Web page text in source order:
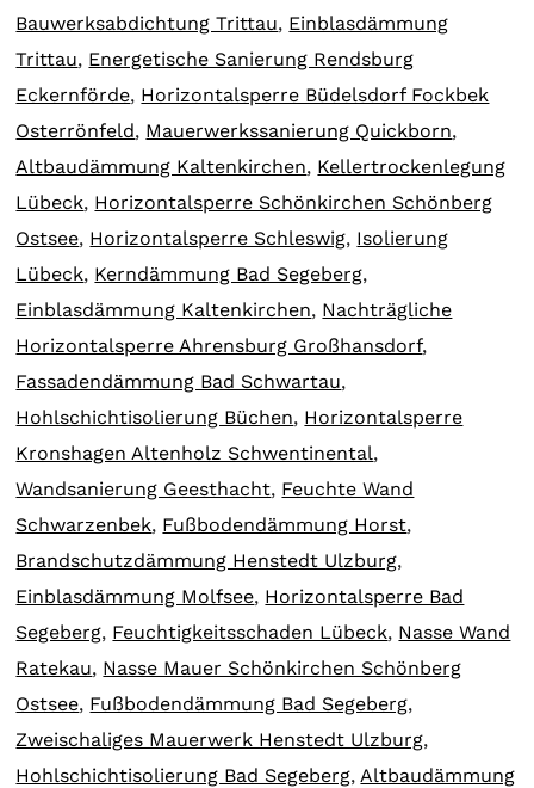
Bauwerksabdichtung Trittau, Einblasdämmung
Trittau, Energetische Sanierung Rendsburg
Eckernförde, Horizontalsperre Büdelsdorf Fockbek
Osterrönfeld, Mauerwerkssanierung Quickborn,
Altbaudämmung Kaltenkirchen, Kellertrockenlegung
Lübeck, Horizontalsperre Schönkirchen Schönberg
Ostsee, Horizontalsperre Schleswig, Isolierung
Lübeck, Kerndämmung Bad Segeberg,
Einblasdämmung Kaltenkirchen, Nachträgliche
Horizontalsperre Ahrensburg Großhansdorf,
Fassadendämmung Bad Schwartau,
Hohlschichtisolierung Büchen, Horizontalsperre
Kronshagen Altenholz Schwentinental,
Wandsanierung Geesthacht, Feuchte Wand
Schwarzenbek, Fußbodendämmung Horst,
Brandschutzdämmung Henstedt Ulzburg,
Einblasdämmung Molfsee, Horizontalsperre Bad
Segeberg, Feuchtigkeitsschaden Lübeck, Nasse Wand
Ratekau, Nasse Mauer Schönkirchen Schönberg
Ostsee, Fußbodendämmung Bad Segeberg,
Zweischaliges Mauerwerk Henstedt Ulzburg,
Hohlschichtisolierung Bad Segeberg, Altbaudämmung